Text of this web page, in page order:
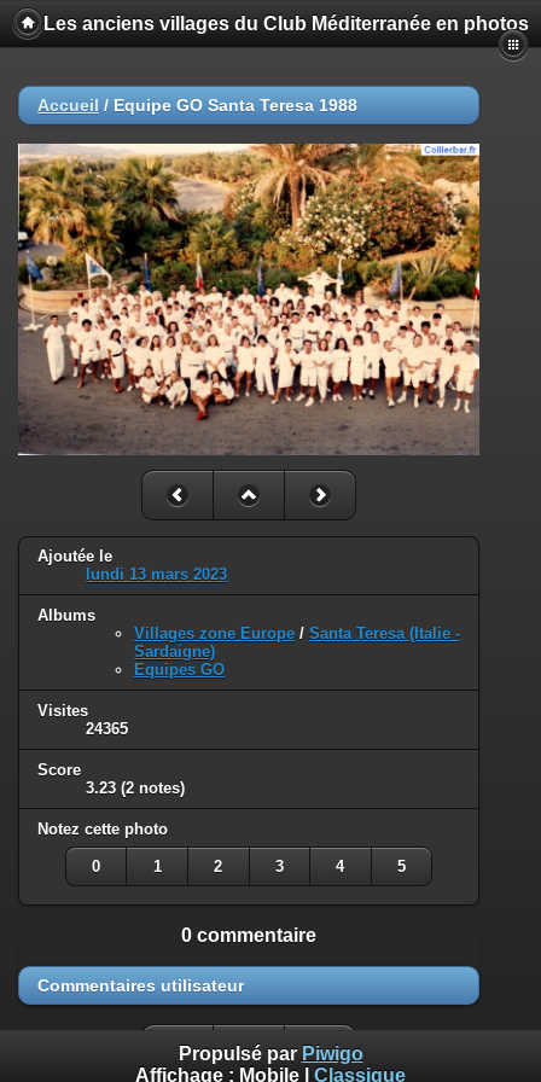
Les anciens villages du Club Méditerranée en photos
Accueil / Equipe GO Santa Teresa 1988
Ajoutée le
lundi 13 mars 2023
Albums
Villages zone Europe / Santa Teresa (Italie -
Sardaigne)
Equipes GO
Visites
24365
Score
3.23 (2 notes)
Notez cette photo
0 1 2 3 4 5
0 commentaire
Commentaires utilisateur
Propulsé par Piwigo
Affichage : Mobile Classique